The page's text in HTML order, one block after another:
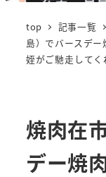
top 記事一覧
島）でバースデ
姪がご馳走してく
焼肉在
デー焼